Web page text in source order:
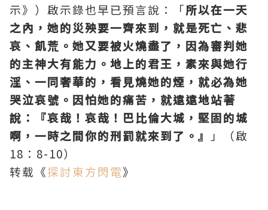
示》）啟示錄也早已預言說：「所以在一天
之內，她的災殃要一齊來到，就是死亡、悲
哀、飢荒。她又要被火燒盡了，因為審判她
的主神大有能力。地上的君王，素來與她行
淫、一同奢華的，看見燒她的煙，就必為她
哭泣哀號。因怕她的痛苦，就遠遠地站著
說：『哀哉！哀哉！巴比倫大城，堅固的城
啊，一時之間你的刑罰就來到了。』
」（啟
18：8-10）
转载《探討東方閃電》